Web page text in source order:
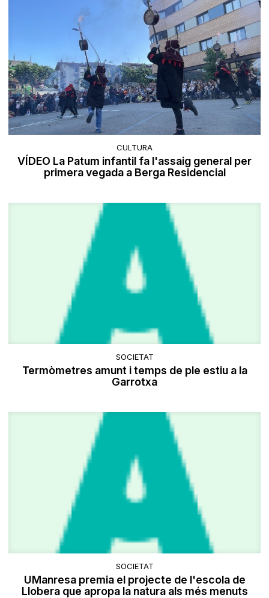
CULTURA
VÍDEO La Patum infantil fa l'assaig general per
primera vegada a Berga Residencial
SOCIETAT
Termòmetres amunt i temps de ple estiu a la
Garrotxa
SOCIETAT
UManresa premia el projecte de l'escola de
Llobera que apropa la natura als més menuts